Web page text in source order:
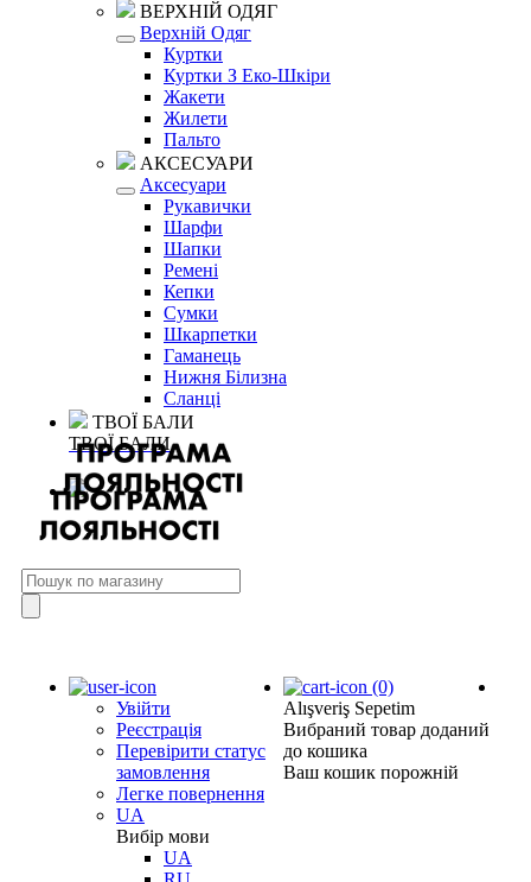
ВЕРХНІЙ ОДЯГ
Верхній Одяг
Куртки
Куртки З Еко-Шкіри
Жакети
Жилети
Пальто
АКСЕСУАРИ
Аксесуари
Рукавички
Шарфи
Шапки
Ремені
Кепки
Сумки
Шкарпетки
Гаманець
Нижня Білизна
Сланці
ТВОЇ БАЛИ
ТВОЇ БАЛИ
Увійти
Реєстрація
Перевірити статус
замовлення
Легке повернення
UA
Вибір мови
UA
(0)
Alışveriş Sepetim
Вибраний товар доданий
до кошика
Ваш кошик порожній